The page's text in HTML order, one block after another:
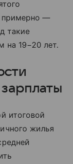
примерно —
такие
на 19−20 лет.
итоговой
жилья